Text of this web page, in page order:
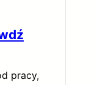
pracy,